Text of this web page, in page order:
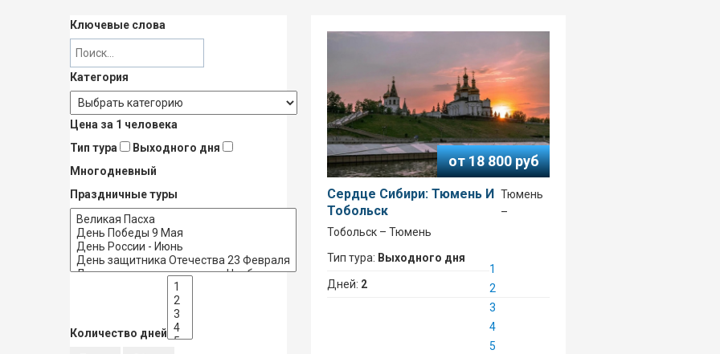
от 18 800 руб
Сердце Сибири: Тюмень И
Тобольск
1
2
3
4
5
Тюмень
–
Тобольск – Тюмень
Тип тура: Выходного дня
Дней: 2
Ключевые слова
Категория
Цена за 1 человека
Тип тура
Выходного дня
Многодневный
Праздничные туры
Количество дней